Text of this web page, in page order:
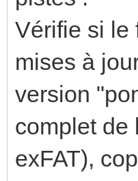
Vérifie si le
mises à
version
complet de
exFAT),